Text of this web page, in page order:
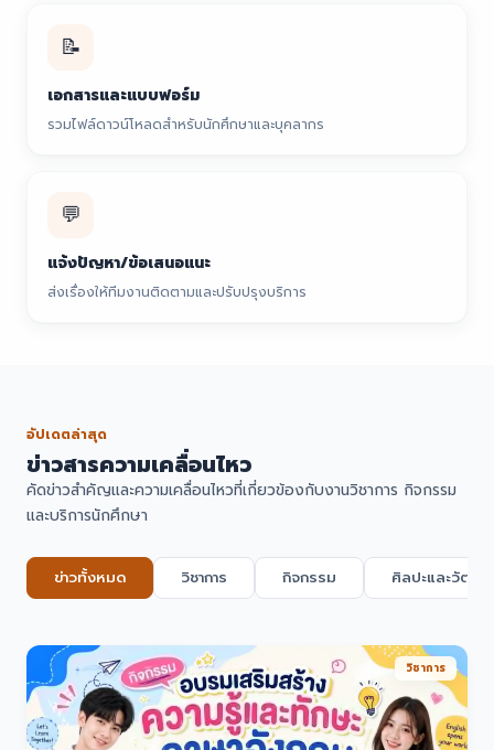
📝
เอกสารและแบบฟอร์ม
รวมไฟล์ดาวน์โหลดสำหรับนักศึกษาและบุคลากร
💬
แจ้งปัญหา/ข้อเสนอแนะ
ส่งเรื่องให้ทีมงานติดตามและปรับปรุงบริการ
อัปเดตล่าสุด
ข่าวสารความเคลื่อนไหว
คัดข่าวสำคัญและความเคลื่อนไหวที่เกี่ยวข้องกับงานวิชาการ กิจกรรม
และบริการนักศึกษา
ข่าวทั้งหมด วิชาการ กิจกรรม ศิลปะและวัฒน
วิชาการ